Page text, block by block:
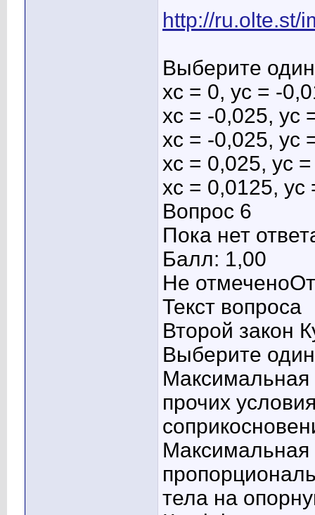
http://ru.olte.st/
Выберите
хс = 0, ус = -
хс = -0,025, ус
хс = -0,025, ус
хс = 0,025, ус
хс = 0,0125, ус
Вопрос 6
Пока нет
Балл: 1,00
Не
Текст вопроса
Второй закон
Выберите
Максимальная
прочих
Максимальная
тела на